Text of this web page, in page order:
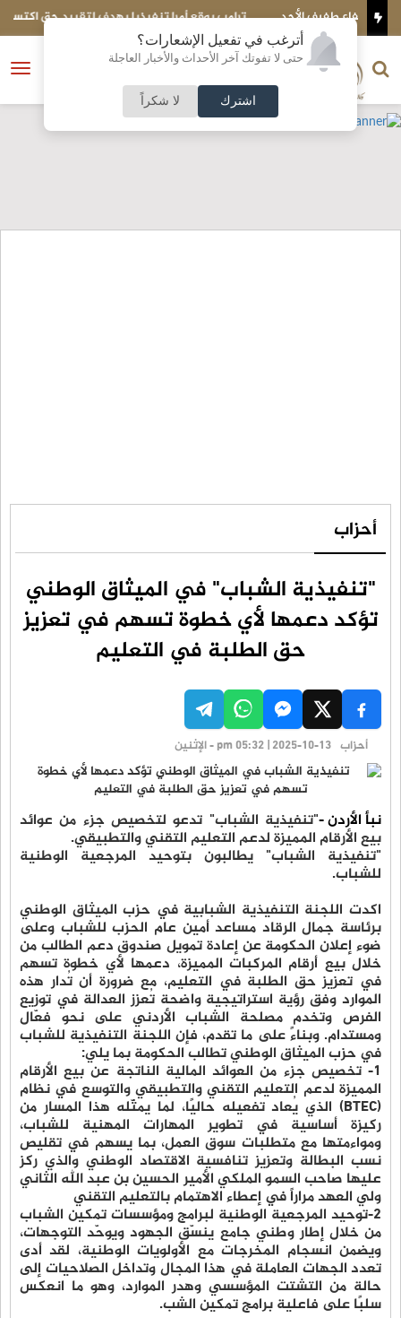
أترغب في تفعيل الإشعارات؟
حتى لا تفوتك آخر الأحداث والأخبار العاجلة
اشترك لا شكراً
ترامب يوقع أمرا تنفيذيا يهدف لتقييد حق اكتساب الجنسية الأميركية
بالولادة
فتح
الناشر و رئيس التحرير
النسخة الكاملة
أحزاب
"تنفيذية الشباب" في الميثاق الوطني
تؤكد دعمها لأي خطوة تسهم في تعزيز
حق الطلبة في التعليم
أحزاب pm 05:32 | 2025-10-13 - الإثنين
نبأ الأردن -"تنفيذية الشباب" تدعو لتخصيص جزء من عوائد
بيع الأرقام المميزة لدعم التعليم التقني والتطبيقي.
"تنفيذية الشباب" يطالبون بتوحيد المرجعية الوطنية
للشباب.
اكدت اللجنة التنفيذية الشبابية في حزب الميثاق الوطني
برئاسة جمال الرقاد مساعد أمين عام الحزب للشباب وعلى
ضوء إعلان الحكومة عن إعادة تمويل صندوق دعم الطالب من
خلال بيع أرقام المركبات المميزة، دعمها لأي خطوة تسهم
في تعزيز حق الطلبة في التعليم، مع ضرورة أن تُدار هذه
الموارد وفق رؤية استراتيجية واضحة تُعزز العدالة في توزيع
الفرص وتخدم مصلحة الشباب الأردني على نحو فعّال
ومستدام. وبناءً على ما تقدم، فإن اللجنة التنفيذية للشباب
في حزب الميثاق الوطني تطالب الحكومة بما يلي:
1- تخصيص جزء من العوائد المالية الناتجة عن بيع الأرقام
المميزة لدعم التعليم التقني والتطبيقي والتوسع في نظام
(BTEC) الذي يُعاد تفعيله حاليًا، لما يمثّله هذا المسار من
ركيزة أساسية في تطوير المهارات المهنية للشباب،
ومواءمتها مع متطلبات سوق العمل، بما يسهم في تقليص
نسب البطالة وتعزيز تنافسية الاقتصاد الوطني والذي ركز
عليها صاحب السمو الملكي الأمير الحسين بن عبد الله الثاني
ولي العهد مراراً في إعطاء الاهتمام بالتعليم التقني
2-توحيد المرجعية الوطنية لبرامج ومؤسسات تمكين الشباب
من خلال إطار وطني جامع ينسّق الجهود ويوحّد التوجهات،
ويضمن انسجام المخرجات مع الأولويات الوطنية، لقد أدى
تعدد الجهات العاملة في هذا المجال وتداخل الصلاحيات إلى
حالة من التشتت المؤسسي وهدر الموارد، وهو ما انعكس
سلبًا على فاعلية برامج تمكين الشب.